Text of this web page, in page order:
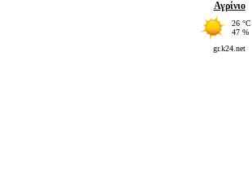
Αγρίνιο
26 °C
47 %
gr.k24.net